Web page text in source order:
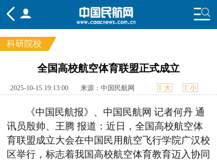
国内 国际
行业
科研院校
全国高校航空体育联盟正式成立
2025-10-15 19:13:00 来源：中国民航网 T 大 T 小
《中国民航报》、中国民航网 记者何丹 通
讯员殷帅、王腾 报道：近日，全国高校航空体
育联盟成立大会在中国民用航空飞行学院广汉校
区举行，标志着我国高校航空体育教育迈入协同